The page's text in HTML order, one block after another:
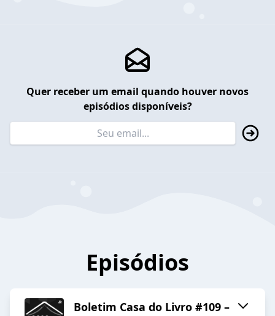
Quer receber um email quando houver novos
episódios disponíveis?
Episódios
Boletim Casa do Livro #109 –